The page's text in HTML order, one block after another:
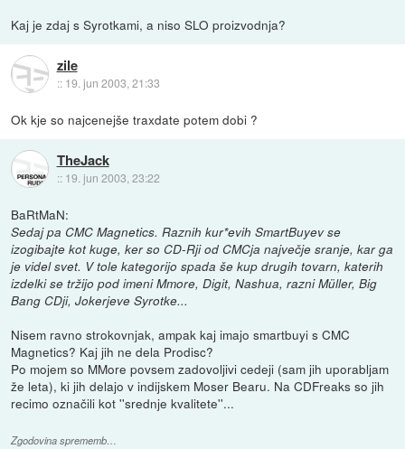
Kaj je zdaj s Syrotkami, a niso SLO proizvodnja?
zile
:: 19. jun 2003, 21:33
Ok kje so najcenejše traxdate potem dobi ?
TheJack
:: 19. jun 2003, 23:22
BaRtMaN:
Sedaj pa CMC Magnetics. Raznih kur*evih SmartBuyev se
izogibajte kot kuge, ker so CD-Rji od CMCja največje sranje, kar ga
je videl svet. V tole kategorijo spada še kup drugih tovarn, katerih
izdelki se tržijo pod imeni Mmore, Digit, Nashua, razni Müller, Big
Bang CDji, Jokerjeve Syrotke...
Nisem ravno strokovnjak, ampak kaj imajo smartbuyi s CMC
Magnetics? Kaj jih ne dela Prodisc?
Po mojem so MMore povsem zadovoljivi cedeji (sam jih uporabljam
že leta), ki jih delajo v indijskem Moser Bearu. Na CDFreaks so jih
recimo označili kot ''srednje kvalitete''...
Zgodovina sprememb…